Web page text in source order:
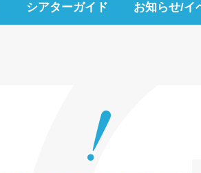
シアターガイド お知らせ/イ